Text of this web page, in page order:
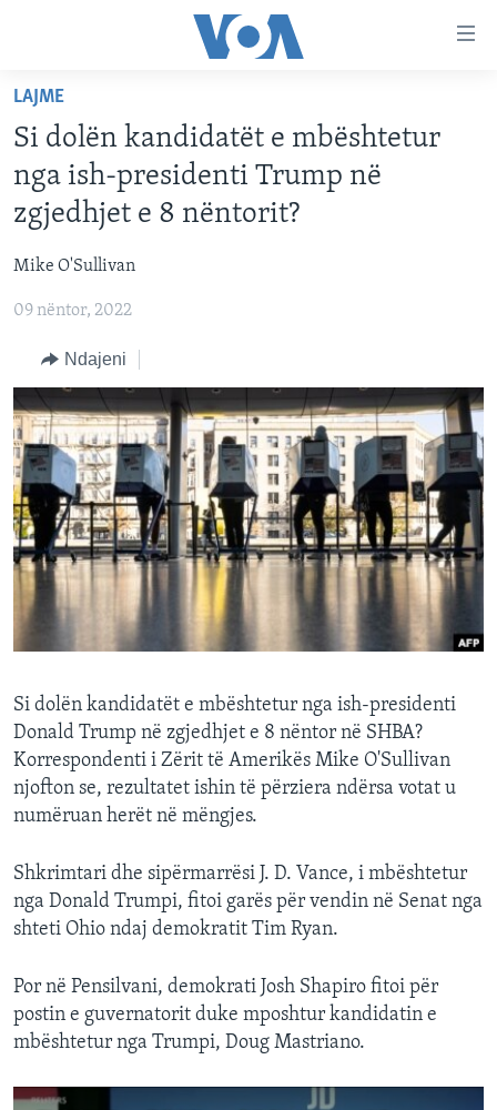
faqen
kryesore
tek
faqja
Kalo
tek
FAQJA KRYESORE
KATEGORITË
AMERIKA
BOTA
MJEDISI
KULTURË
SHKENCË DHE TEKNOLOGJI
SHËNDETËSI
INTERVISTA
DITARI
DITARI
Learning English
FOLLOW US
Gjuhët
LAJME
Si dolën kandidatët e mbështetur
nga ish-presidenti Trump në
zgjedhjet e 8 nëntorit?
Mike O'Sullivan
09 nëntor, 2022
Ndajeni
Si dolën kandidatët e mbështetur nga ish-presidenti
Donald Trump në zgjedhjet e 8 nëntor në SHBA?
Korrespondenti i Zërit të Amerikës Mike O'Sullivan
njofton se, rezultatet ishin të përziera ndërsa votat u
numëruan herët në mëngjes.
Shkrimtari dhe sipërmarrësi J. D. Vance, i mbështetur
nga Donald Trumpi, fitoi garës për vendin në Senat nga
shteti Ohio ndaj demokratit Tim Ryan.
Por në Pensilvani, demokrati Josh Shapiro fitoi për
postin e guvernatorit duke mposhtur kandidatin e
mbështetur nga Trumpi, Doug Mastriano.